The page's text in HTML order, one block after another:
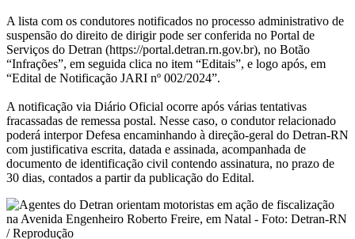
A lista com os condutores notificados no processo administrativo de
suspensão do direito de dirigir pode ser conferida no Portal de
Serviços do Detran (https://portal.detran.rn.gov.br), no Botão
“Infrações”, em seguida clica no item “Editais”, e logo após, em
“Edital de Notificação JARI nº 002/2024”.
A notificação via Diário Oficial ocorre após várias tentativas
fracassadas de remessa postal. Nesse caso, o condutor relacionado
poderá interpor Defesa encaminhando à direção-geral do Detran-RN
com justificativa escrita, datada e assinada, acompanhada de
documento de identificação civil contendo assinatura, no prazo de
30 dias, contados a partir da publicação do Edital.